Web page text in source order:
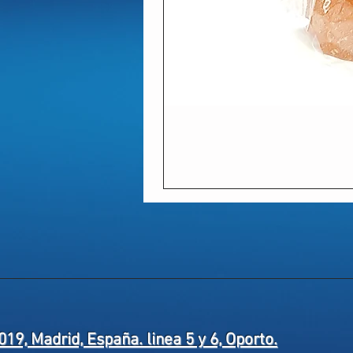
Madrid, España. linea 5 y 6, Oporto.